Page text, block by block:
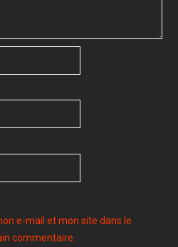
e-mail et mon site dans le
commentaire.